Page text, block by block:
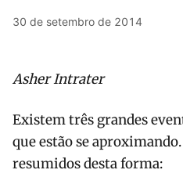
30 de setembro de 2014
Asher Intrater
Existem três grandes
que estão se
resumidos desta forma: